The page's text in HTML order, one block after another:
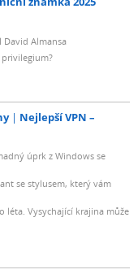
Almansa
privilegium?
Nejlepší VPN –
úprk z Windows se
se stylusem, který vám
léta. Vysychající krajina může